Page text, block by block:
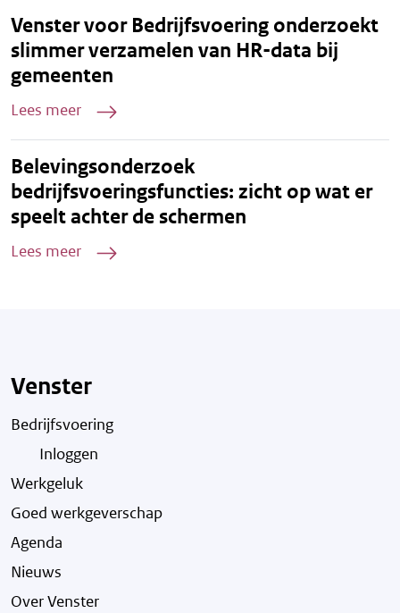
Venster voor Bedrijfsvoering onderzoekt
slimmer verzamelen van HR-data bij
gemeenten
Lees meer
Belevingsonderzoek
bedrijfsvoeringsfuncties: zicht op wat er
speelt achter de schermen
Lees meer
Venster
Bedrijfsvoering
Inloggen
Werkgeluk
Goed werkgeverschap
Agenda
Nieuws
Over Venster